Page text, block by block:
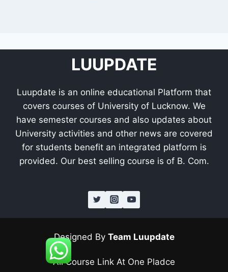
LUUPDATE
Luupdate is an online educational Platform that
covers courses of University of Lucknow. We
have semester courses and also updates about
University activities and other news are covered
for students benefit an integrated platform is
provided. Our best selling course is of B. Com.
Designed By Team Luupdate
All Course Link At One Pladce